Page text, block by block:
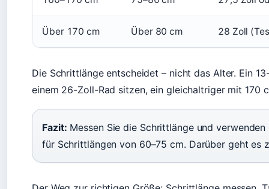
Über 170 cm Über 80 cm 28 Zoll
Die Schrittlänge entscheidet – nicht das Alter. Ein
einem 26-Zoll-Rad sitzen, ein gleichaltriger mit 170
Fazit: Messen Sie die Schrittlänge und
für Schrittlängen von 60–75 cm. Darüber geht es